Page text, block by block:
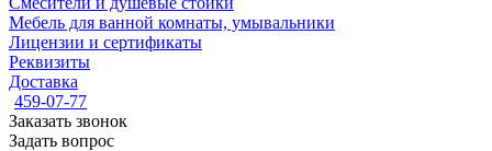
Мебель для ванной комнаты, умывальники
Лицензии и сертификаты
Реквизиты
Доставка
459-07-77
Заказать звонок
Задать вопрос